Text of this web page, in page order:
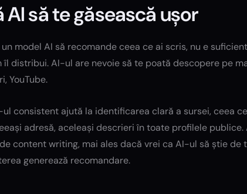
AI să te găsească ușor
un model AI să recomande ceea ce ai scris, nu e
îl distribui. AI-ul are nevoie să te poată descopere pe
YouTube.
ul consistent ajută la identificarea clară a sursei, ceea
adresă, aceleași descrieri în toate profilele
content writing, mai ales dacă vrei ca AI-ul să știe
generează recomandare.